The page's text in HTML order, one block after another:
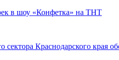
в шоу «Конфетка» на ТНТ
сектора Краснодарского края